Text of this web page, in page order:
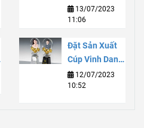
Danh Danh
Vọng Và Sự
Vững
13/07/2023
11:06
Đặt Sản Xuất
Cúp Vinh Danh:
Truyền Tải
Vinh Quang Và
12/07/2023
10:52